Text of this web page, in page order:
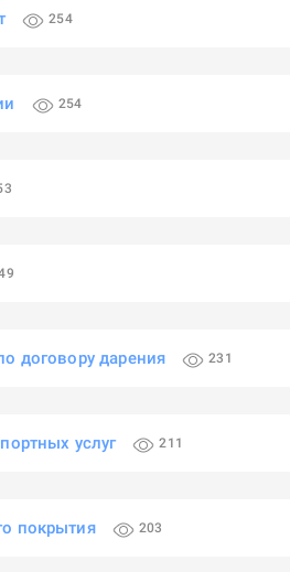
254
254
договору дарения 231
услуг 211
покрытия 203